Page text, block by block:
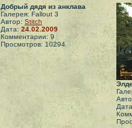
Добрый дядя из анклава
Галерея: Fallout 3
Автор: Stitch
Дата: 24.02.2009
Комментарии: 9
Просмотров: 10294